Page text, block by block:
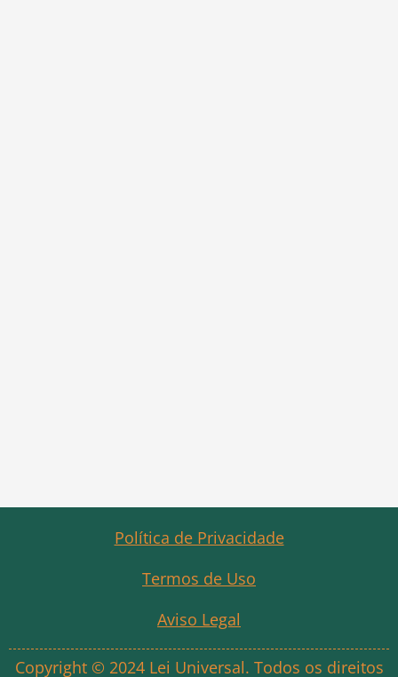
Política de Privacidade
Termos de Uso
Aviso Legal
Copyright © 2024 Lei Universal. Todos os direitos